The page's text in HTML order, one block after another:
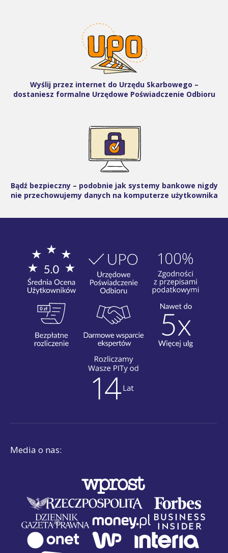
Wyślij przez internet do Urzędu Skarbowego –
dostaniesz formalne Urzędowe Poświadczenie Odbioru
Bądź bezpieczny – podobnie jak systemy bankowe nigdy
nie przechowujemy danych na komputerze użytkownika
Media o nas: